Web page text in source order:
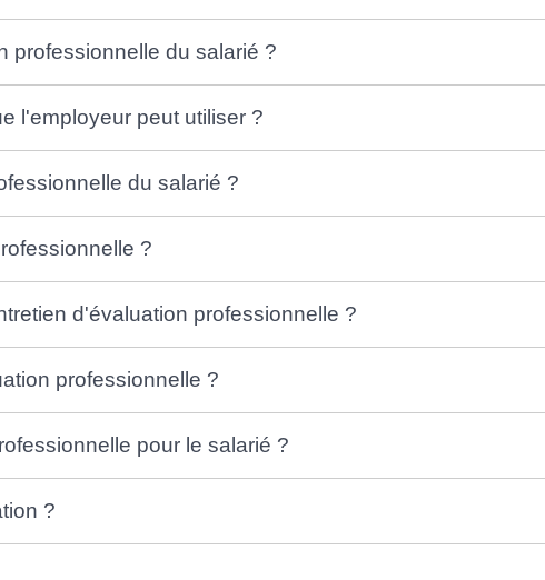
professionnelle du salarié ?
l'employeur peut utiliser ?
du salarié ?
?
d'évaluation professionnelle ?
professionnelle ?
pour le salarié ?
?